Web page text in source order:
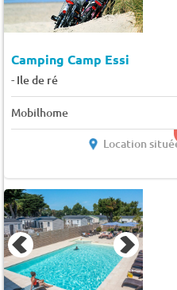
Camping Camp Essi
- Ile de ré
Mobilhome
Location